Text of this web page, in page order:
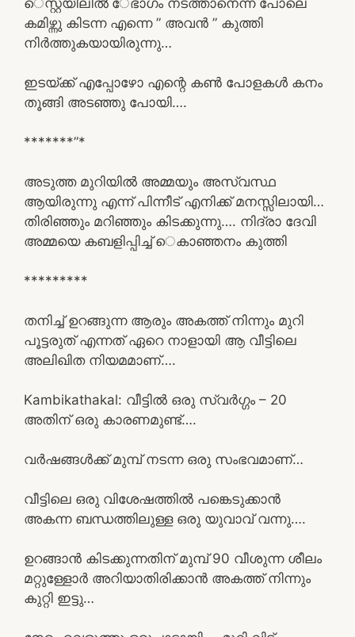
കമിഴ്ന്നു കിടന്ന എന്നെ ” അവൻ ” കുത്തി
നിർത്തുകയായിരുന്നു…
ഇടയ്ക്ക് എപ്പോഴോ എന്റെ കൺ പോളകൾ കനം
തൂങ്ങി അടഞ്ഞു പോയി….
*******”*
അടുത്ത മുറിയിൽ അമ്മയും അസ്വസ്ഥ
ആയിരുന്നു എന്ന് പിന്നീട് എനിക്ക് മനസ്സിലായി…
തിരിഞ്ഞും മറിഞ്ഞും കിടക്കുന്നു…. നിദ്രാ ദേവി
അമ്മയെ കബളിപ്പിച്ച് െകാഞ്ഞനം കുത്തി
*********
തനിച്ച് ഉറങ്ങുന്ന ആരും അകത്ത് നിന്നും മുറി
പൂട്ടരുത് എന്നത് ഏറെ നാളായി ആ വീട്ടിലെ
അലിഖിത നിയമമാണ്….
Kambikathakal: വീട്ടില്‍ ഒരു സ്വര്‍ഗ്ഗം – 20
അതിന് ഒരു കാരണമുണ്ട്….
വർഷങ്ങൾക്ക് മുമ്പ് നടന്ന ഒരു സംഭവമാണ്…
വീട്ടിലെ ഒരു വിശേഷത്തിൽ പങ്കെടുക്കാൻ
അകന്ന ബന്ധത്തിലുള്ള ഒരു യുവാവ് വന്നു….
ഉറങ്ങാൻ കിടക്കുന്നതിന് മുമ്പ് 90 വീശുന്ന ശീലം
മറ്റുള്ളോർ അറിയാതിരിക്കാൻ അകത്ത് നിന്നും
കുറ്റി ഇട്ടു…